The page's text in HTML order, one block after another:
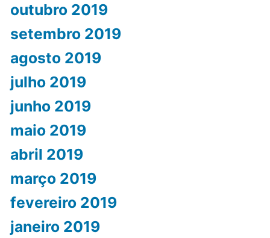
outubro 2019
setembro 2019
agosto 2019
julho 2019
junho 2019
maio 2019
abril 2019
março 2019
fevereiro 2019
janeiro 2019